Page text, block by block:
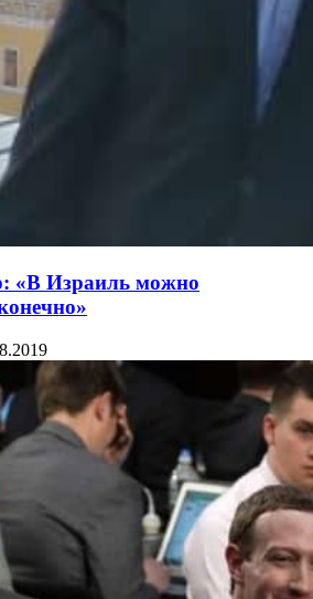
«В Израиль можно